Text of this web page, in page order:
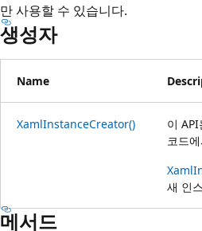
만 사용할 수 있습니다.
생성자
Name
XamlInstanceCreator()
이
코드
새 인
메서드